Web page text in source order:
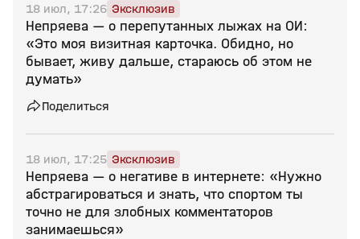
18 июл, 17:26 Эксклюзив
Непряева — о перепутанных лыжах на ОИ:
«Это моя визитная карточка. Обидно, но
бывает, живу дальше, стараюсь об этом не
думать»
Поделиться
18 июл, 17:25 Эксклюзив
Непряева — о негативе в интернете: «Нужно
абстрагироваться и знать, что спортом ты
точно не для злобных комментаторов
занимаешься»